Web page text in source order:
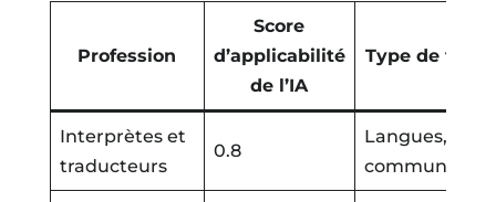
Profession
Score
d’applicabilité
de l’IA
Type de
Interprètes et
traducteurs
0.8
Langues,